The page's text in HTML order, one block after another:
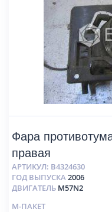
Фара
правая
АРТИКУЛ: B4324630
ГОД ВЫПУСКА2006
ДВИГАТЕЛЬ M57N2
М-ПАКЕТ